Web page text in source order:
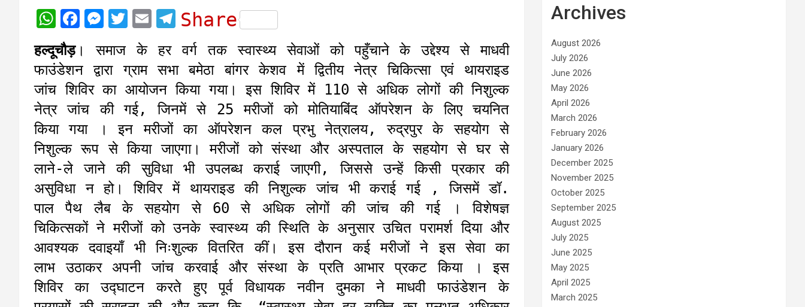
W
h
a
t
s
A
p
p
F
c
e
b
o
o
k
M
s
s
e
n
g
e
r
T
w
i
t
t
e
r
E
a
i
l
T
l
e
g
r
a
m
Share
हल्दूचौड़। समाज के हर वर्ग तक स्वास्थ्य सेवाओं को पहुँचाने के उद्देश्य से माधवी
फाउंडेशन द्वारा ग्राम सभा बमेठा बांगर केशव में द्वितीय नेत्र चिकित्सा एवं थायराइड
जांच शिविर का आयोजन किया गया। इस शिविर में 110 से अधिक लोगों की निशुल्क
नेत्र जांच की गई, जिनमें से 25 मरीजों को मोतियाबिंद ऑपरेशन के लिए चयनित
किया गया । इन मरीजों का ऑपरेशन कल प्रभु नेत्रालय, रुद्रपुर के सहयोग से
निशुल्क रूप से किया जाएगा। मरीजों को संस्था और अस्पताल के सहयोग से घर से
लाने-ले जाने की सुविधा भी उपलब्ध कराई जाएगी, जिससे उन्हें किसी प्रकार की
असुविधा न हो। शिविर में थायराइड की निशुल्क जांच भी कराई गई , जिसमें डॉ.
पाल पैथ लैब के सहयोग से 60 से अधिक लोगों की जांच की गई । विशेषज्ञ
चिकित्सकों ने मरीजों को उनके स्वास्थ्य की स्थिति के अनुसार उचित परामर्श दिया और
आवश्यक दवाइयाँ भी निःशुल्क वितरित कीं। इस दौरान कई मरीजों ने इस सेवा का
लाभ उठाकर अपनी जांच करवाई और संस्था के प्रति आभार प्रकट किया । इस
शिविर का उद्घाटन करते हुए पूर्व विधायक नवीन दुमका ने माधवी फाउंडेशन के
Archives
August 2026
July 2026
June 2026
May 2026
April 2026
March 2026
February 2026
January 2026
December 2025
November 2025
October 2025
September 2025
August 2025
July 2025
June 2025
May 2025
April 2025
March 2025